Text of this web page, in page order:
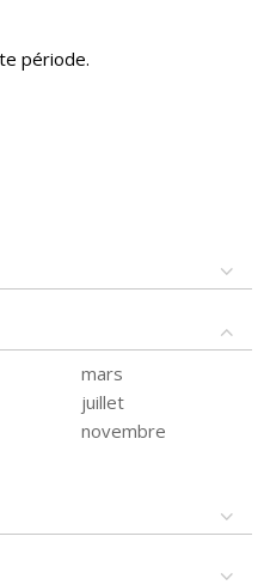
période.
mars
juillet
novembre